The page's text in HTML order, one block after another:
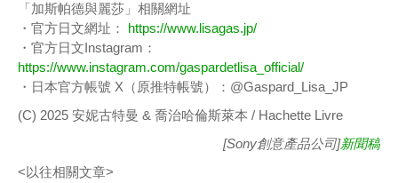
「加斯帕德與麗莎」相關網址
・官方日文網址： https://www.lisagas.jp/
・官方日文Instagram：
https://www.instagram.com/gaspardetlisa_official/
・日本官方帳號 X（原推特帳號）：@Gaspard_Lisa_JP
(C) 2025 安妮古特曼 & 喬治哈倫斯萊本 / Hachette Livre
[Sony創意產品公司]新聞稿
<以往相關文章>